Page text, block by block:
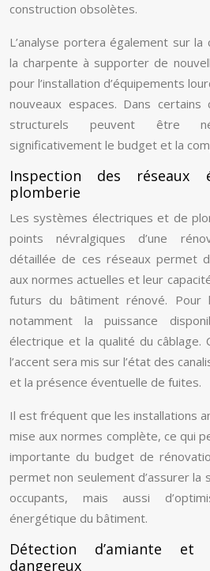
construction obsolètes.
L’analyse portera également sur
la charpente à supporter de
pour l’installation d’équipements
nouveaux espaces. Dans
structurels peuvent être
significativement le budget et la
Inspection des réseaux
plomberie
Les systèmes électriques et de
points névralgiques d’une
détaillée de ces réseaux permet
aux normes actuelles et leur
futurs du bâtiment rénové. Pour
notamment la puissance
électrique et la qualité du câblage.
l’accent sera mis sur l’état des
et la présence éventuelle de fuites.
Il est fréquent que les installations
mise aux normes complète, ce qui
importante du budget de
permet non seulement d’assurer
occupants, mais aussi
énergétique du bâtiment.
Détection d’amiante et
dangereux